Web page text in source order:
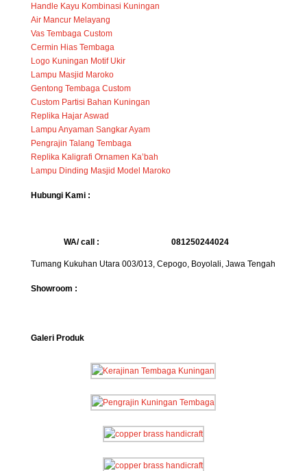
Handle Kayu Kombinasi Kuningan
Air Mancur Melayang
Vas Tembaga Custom
Cermin Hias Tembaga
Logo Kuningan Motif Ukir
Lampu Masjid Maroko
Gentong Tembaga Custom
Custom Partisi Bahan Kuningan
Replika Hajar Aswad
Lampu Anyaman Sangkar Ayam
Pengrajin Talang Tembaga
Replika Kaligrafi Ornamen Ka’bah
Lampu Dinding Masjid Model Maroko
Hubungi Kami :
WA/ call : 081250244024
Tumang Kukuhan Utara 003/013, Cepogo, Boyolali, Jawa Tengah
Showroom :
Galeri Produk